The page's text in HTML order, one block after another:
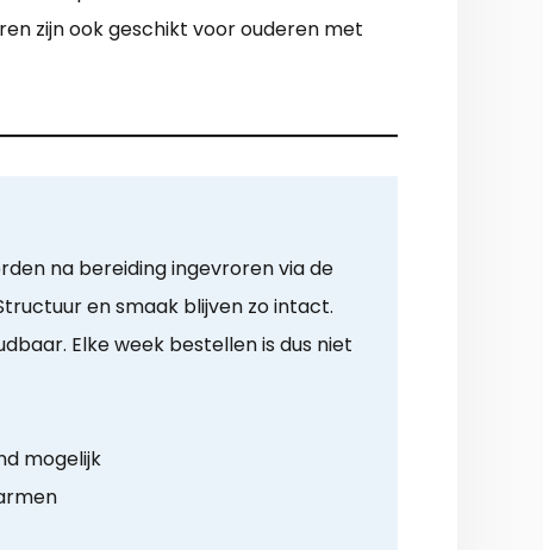
zijn ook geschikt voor ouderen met
na bereiding ingevroren via de
en smaak blijven zo intact.
Elke week bestellen is dus niet
mogelijk